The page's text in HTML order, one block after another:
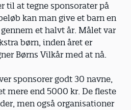
til at tegne sponsorater på
kan man give et barn en
et halvt år. Målet var
børn, inden året er
Børns Vilkår med at nå.
sponsorer godt 30 navne,
mere end 5000 kr. De fleste
men også organisationer